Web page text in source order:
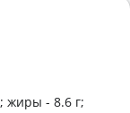
; жиры - 8.6 г;